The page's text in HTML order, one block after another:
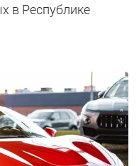
в Республике